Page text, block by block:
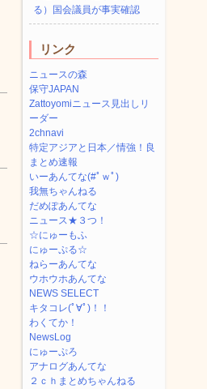
る）国会議員が事実確認
リンク
ニュースの森
保守JAPAN
Zattoyomiニュース見出しリ
ーダー
2chnavi
特定アジアと日本／情強！良
まとめ速報
いーあんてな(#ﾟｗﾟ)
我無ちゃんねる
だめぽあんてな
ニュース★３つ！
☆にゅーもふ
にゅーぷる☆
ねらーあんてな
ウホウホあんてな
NEWS SELECT
キタコレ(ﾟ∀ﾟ)！！
わくてか！
NewsLog
にゅーぷろ
アナログあんてな
２ｃｈまとめちゃんねる